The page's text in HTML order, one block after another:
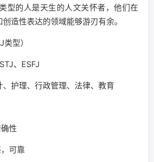
型的人是天生的人文关怀者，他们在
造性表达的领域能够游刃有余。
型）
、ESFJ
护理、行政管理、法律、教育
性
可靠